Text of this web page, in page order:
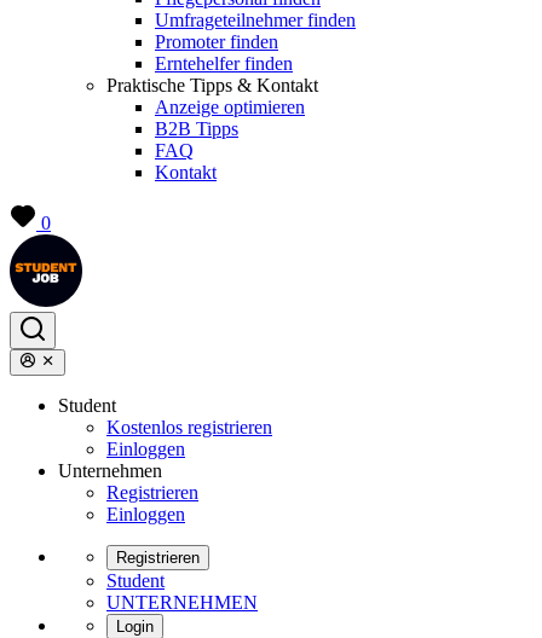
Umfrageteilnehmer finden
Promoter finden
Erntehelfer finden
Praktische Tipps & Kontakt
Anzeige optimieren
B2B Tipps
FAQ
Kontakt
0
Student
Kostenlos registrieren
Einloggen
Unternehmen
Registrieren
Einloggen
Registrieren
Student
UNTERNEHMEN
Login